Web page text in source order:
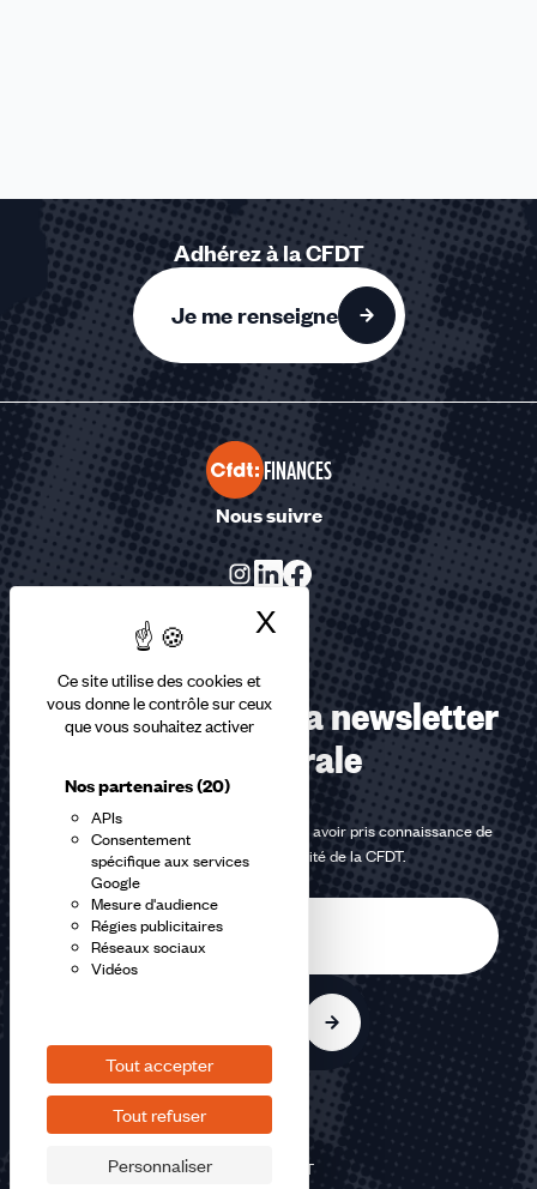
Ce site utilise des cookies et
vous donne le contrôle sur ceux
que vous souhaitez activer
Nos partenaires(20)
APIs
Consentement
spécifique aux services
Google
Mesure d'audience
Régies publicitaires
Réseaux sociaux
Vidéos
Tout accepter
Tout refuser
Personnaliser
X Masquer le
Adhérez à la CFDT
Je me renseigne
FINANCES
Nous suivre
Abonnez-vous à la newsletter
confédérale
En m'inscrivant à la newsletter, j'affirme avoir pris connaissance de
lapolitique de confidentialité de la CFDT.
©2026 CFDT